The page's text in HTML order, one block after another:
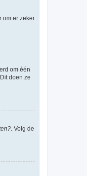
om er zeker
om één
doen ze
. Volg de